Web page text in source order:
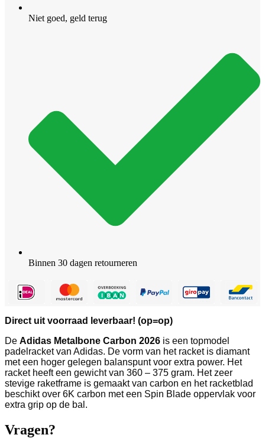
Niet goed, geld terug
Binnen 30 dagen retourneren
Direct uit voorraad leverbaar! (op=op)
De Adidas Metalbone Carbon 2026 is een topmodel
padelracket van Adidas. De vorm van het racket is diamant
met een hoger gelegen balanspunt voor extra power. Het
racket heeft een gewicht van 360 – 375 gram. Het zeer
stevige raketframe is gemaakt van carbon en het racketblad
beschikt over 6K carbon met een Spin Blade oppervlak voor
extra grip op de bal.
Vragen?